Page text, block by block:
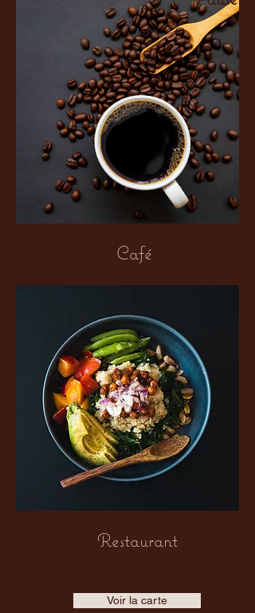
Café
Restaurant
Voir la carte